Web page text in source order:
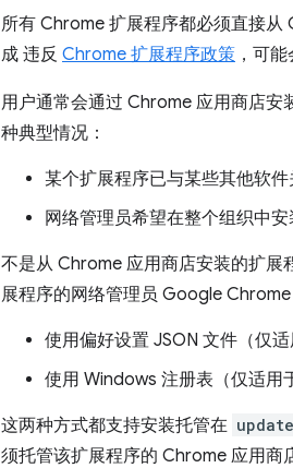
所有 Chrome 扩展程序都必须直接
成 违反 Chrome 扩展程序政策 ，可
用户通常会通过 Chrome 应用商店
种典型情况：
某个扩展程序已与某些其他软
网络管理员希望在整个组织中安
不是从 Chrome 应用商店安装的扩展
展程序的网络管理员 Google
使用偏好设置 JSON 文件（仅适
使用 Windows 注册表（仅适用
这两种方式都支持安装托管在
须托管该扩展程序的 Chrome 应用商